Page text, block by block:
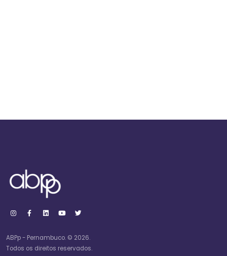
ABPp - Pernambuco. © 2026.
Todos os direitos reservados.